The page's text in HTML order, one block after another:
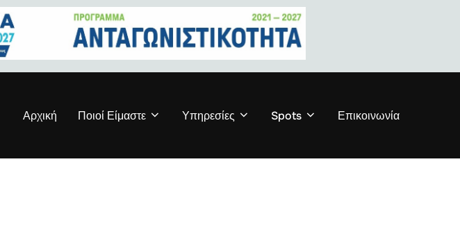
Αρχική Ποιοί Είμαστε Υπηρεσίες Spots Επικοινωνία